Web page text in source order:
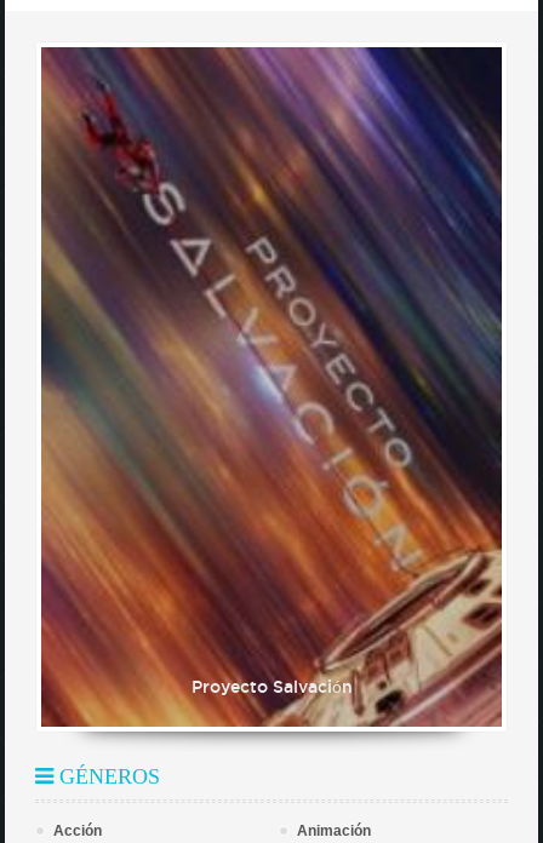
Proyecto Salvación
GÉNEROS
Acción
Animación